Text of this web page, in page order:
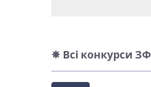
✵ Всі конкурси ЗФ